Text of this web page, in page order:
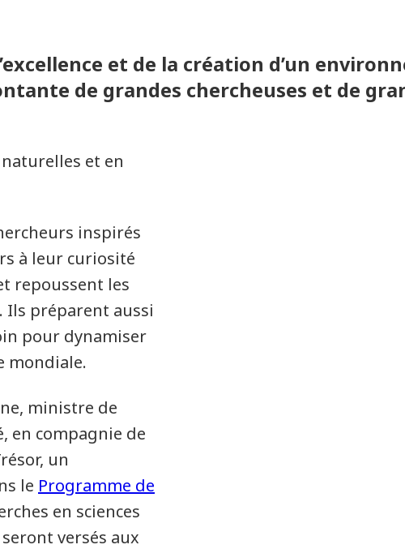
et de la création d’un
de grandes chercheuses et de
et en
inspirés
à leur curiosité
repoussent les
Ils préparent aussi
pour dynamiser
mondiale.
ministre de
en compagnie de
un
le Programme de
en sciences
versés aux